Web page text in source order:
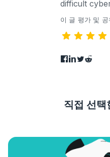
difficult
이 글 평가 및 공
직접 선택